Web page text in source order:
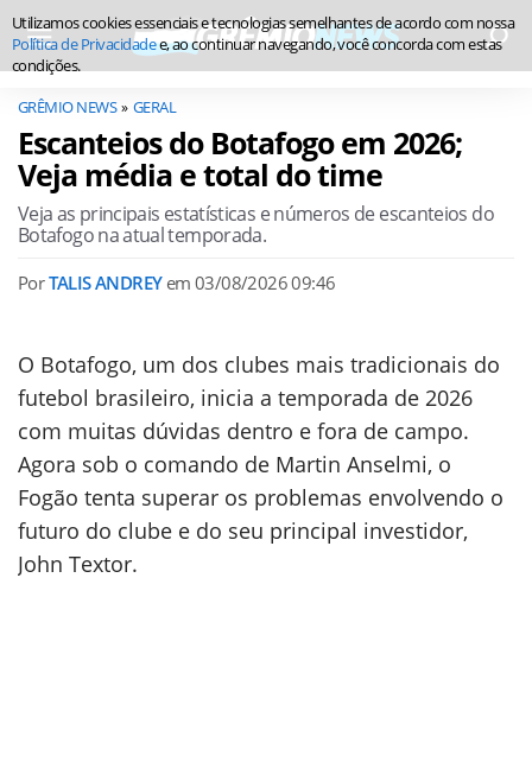
GRÊMIO NEWS GERAL
Escanteios do Botafogo em 2026;
Veja média e total do time
Veja as principais estatísticas e números de escanteios do
Botafogo na atual temporada.
PorTALIS ANDREYem03/08/2026 09:46
O Botafogo, um dos clubes mais tradicionais do
futebol brasileiro, inicia a temporada de 2026
com muitas dúvidas dentro e fora de campo.
Agora sob o comando de Martin Anselmi, o
Fogão tenta superar os problemas envolvendo o
futuro do clube e do seu principal investidor,
John Textor.
Utilizamos cookies essenciais e tecnologias semelhantes de acordo com nossa
Política de Privacidadee, ao continuar navegando, você concorda com estas
condições.